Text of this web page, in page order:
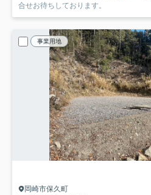
合せお待ちしております。
事業用地
岡崎市保久町